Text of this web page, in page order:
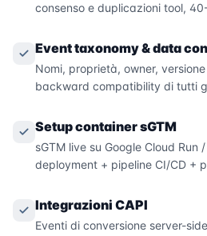
consenso e duplicazioni tool,
Event taxonomy & data
Nomi, proprietà, owner,
backward compatibility di tutti
Setup container sGTM
sGTM live su Google Cloud Run
deployment + pipeline CI/CD +
Integrazioni CAPI
Eventi di conversione server-